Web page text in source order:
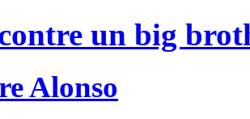
un big
Alonso